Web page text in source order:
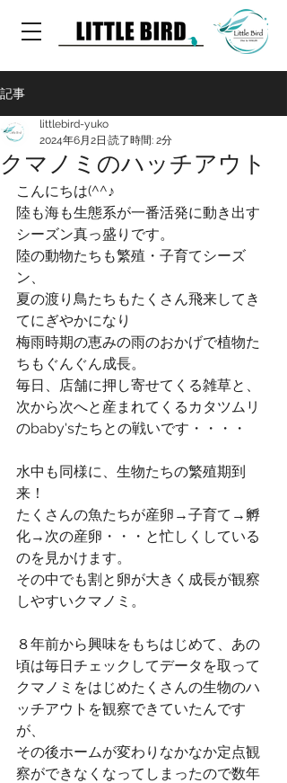
記事
クマノミのハッチアウト
littlebird-yuko
2024年6月2日 読了時間: 2分
こんにちは(^^♪
陸も海も生態系が一番活発に動き出す
シーズン真っ盛りです。
陸の動物たちも繁殖・子育てシーズ
ン、
夏の渡り鳥たちもたくさん飛来してき
てにぎやかになり
梅雨時期の恵みの雨のおかげで植物た
ちもぐんぐん成長。
毎日、店舗に押し寄せてくる雑草と、
次から次へと産まれてくるカタツムリ
のbaby'sたちとの戦いです・・・・
水中も同様に、生物たちの繁殖期到
来！
たくさんの魚たちが産卵→子育て→孵
化→次の産卵・・・と忙しくしている
のを見かけます。
その中でも割と卵が大きく成長が観察
しやすいクマノミ。
８年前から興味をもちはじめて、あの
頃は毎日チェックしてデータを取って
クマノミをはじめたくさんの生物のハ
ッチアウトを観察できていたんです
が、
その後ホームが変わりなかなか定点観
察ができなくなってしまったので数年